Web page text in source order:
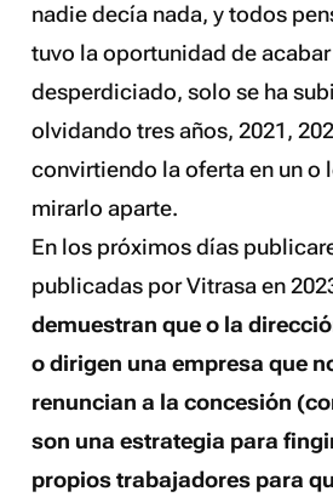
nadie decía nada, y todos
tuvo la oportunidad de
desperdiciado, solo se ha
olvidando tres años, 2021,
convirtiendo la oferta en uno
mirarlo aparte.
En los próximos días
publicadas por Vitrasa en
demuestran que o la
o dirigen una empresa que
renuncian a la concesión
son una estrategia para
propios trabajadores para